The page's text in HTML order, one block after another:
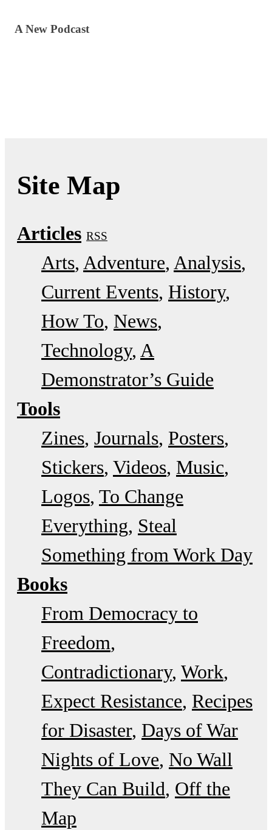
A New Podcast
Site Map
Articles RSS
Arts Adventure Analysis
Current Events History
How To News
Technology A
Demonstrator’s Guide
Tools
Zines Journals Posters
Stickers Videos Music
Logos To Change
Everything Steal
Something from Work Day
Books
From Democracy to
Freedom
Contradictionary Work
Expect Resistance Recipes
for Disaster Days of War
Nights of Love No Wall
They Can Build Off the
Map